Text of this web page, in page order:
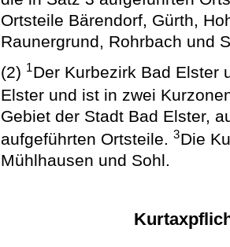
Ortsteile Bärendorf, Gürth,
Raunergrund, Rohrbach und
(2) 1Der Kurbezirk Bad Elster
Elster und ist in zwei
Gebiet der Stadt Bad Elster,
aufgeführten Ortsteile.3Die
Mühlhausen und Sohl.